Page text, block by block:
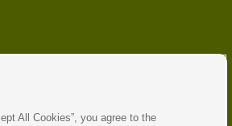
líder de infraestructuras energéticas
siete países y participa en proyectos
All Cookies”, you agree to the